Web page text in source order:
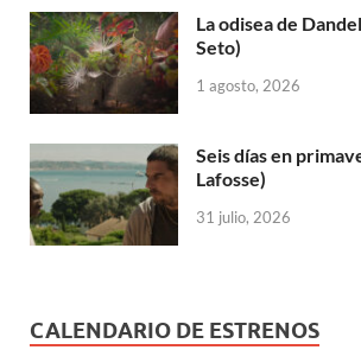
La odisea de
Seto)
1 agosto, 2026
Seis días en
Lafosse)
31 julio, 2026
CALENDARIO DE ESTRENOS